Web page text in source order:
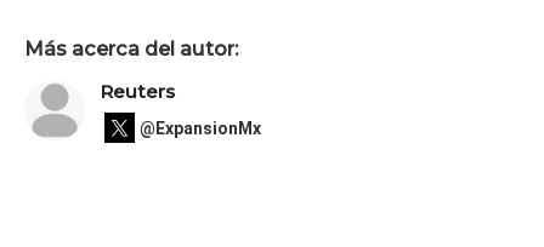
Más acerca del autor:
Reuters
@ExpansionMx